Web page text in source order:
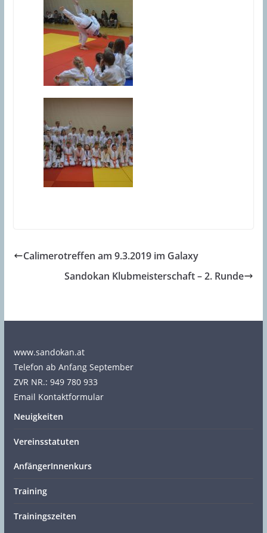
Calimerotreffen am 9.3.2019 im Galaxy
Sandokan Klubmeisterschaft – 2. Runde
www.sandokan.at
Telefon ab Anfang September
ZVR NR.: 949 780 933
Email Kontaktformular
Neuigkeiten
Vereinsstatuten
AnfängerInnenkurs
Training
Trainingszeiten